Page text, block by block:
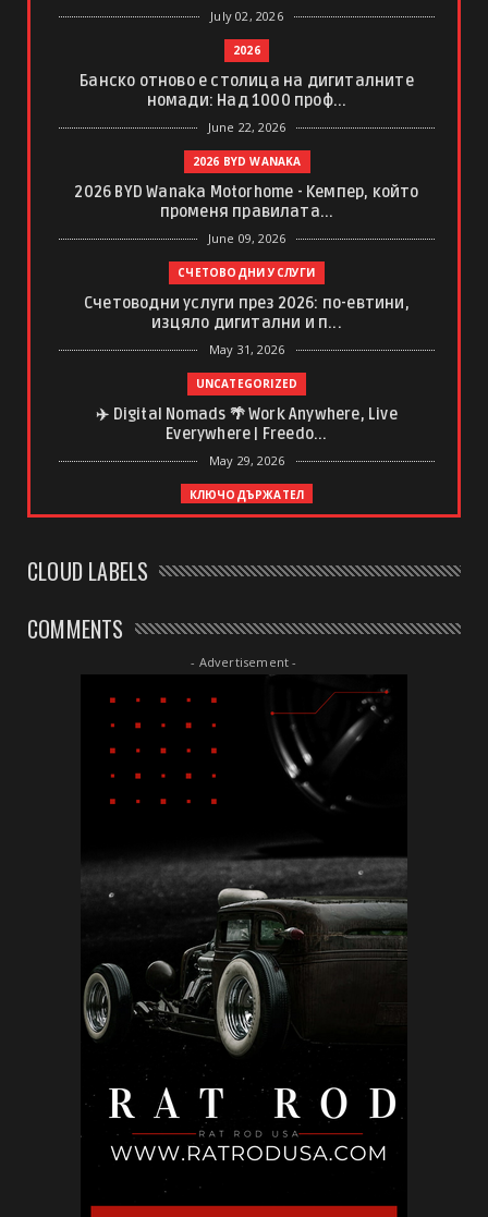
July 02, 2026
2026
Банско отново е столица на дигиталните
номади: Над 1000 проф...
June 22, 2026
2026 BYD WANAKA
2026 BYD Wanaka Motorhome - Кемпер, който
променя правилата...
June 09, 2026
СЧЕТОВОДНИ УСЛУГИ
Счетоводни услуги през 2026: по-евтини,
изцяло дигитални и п...
May 31, 2026
UNCATEGORIZED
✈️ Digital Nomads 🌴 Work Anywhere, Live
Everywhere | Freedo...
May 29, 2026
КЛЮЧОДЪРЖАТЕЛ
May 20, 2026
Какво да очаквате от професионален
дълбокотъканен масаж
UNCATEGORIZED
Почивни дни в България, Полша и Унгария:
Сравнителен анализ
Холивуд: Цената на съвършенството
May 10, 2026
БЪЛГАРИЯ
Не ти трябва друга държава: местата в
България, които могат ...
May 02, 2026
CLOUD LABELS
COMMENTS
- Advertisement -